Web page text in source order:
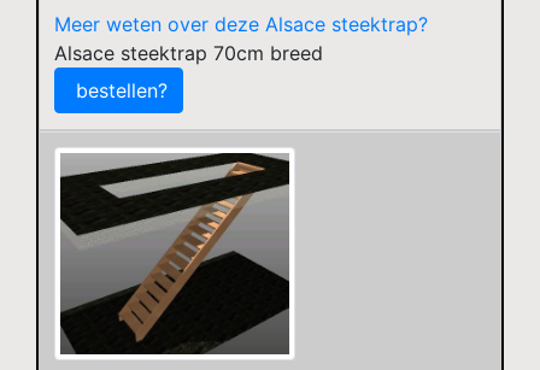
Meer weten over deze Alsace steektrap?
Alsace steektrap 70cm breed